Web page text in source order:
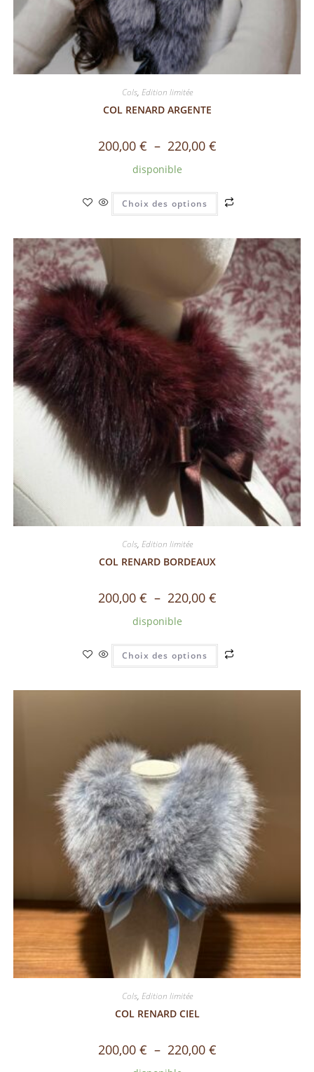
Cols, Edition limitée
COL RENARD ARGENTE
200,00 € – 220,00 €
disponible
Choix des options
Cols, Edition limitée
COL RENARD BORDEAUX
200,00 € – 220,00 €
disponible
Choix des options
Cols, Edition limitée
COL RENARD CIEL
200,00 € – 220,00 €